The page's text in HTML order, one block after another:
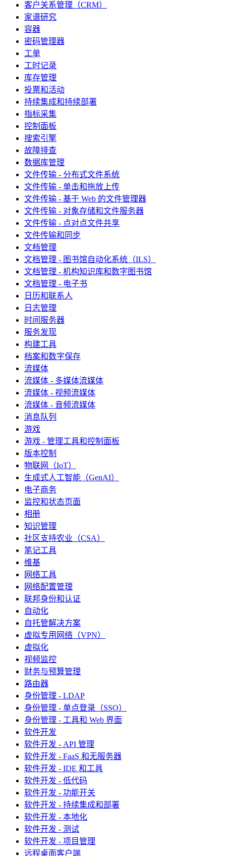
客户关系管理（CRM）
家谱研究
容器
密码管理器
工单
工时记录
库存管理
投票和活动
持续集成和持续部署
指标采集
控制面板
搜索引擎
故障排查
数据库管理
文件传输 - 分布式文件系统
文件传输 - 单击和拖放上传
文件传输 - 基于 Web 的文件管理器
文件传输 - 对象存储和文件服务器
文件传输 - 点对点文件共享
文件传输和同步
文档管理
文档管理 - 图书馆自动化系统（ILS）
文档管理 - 机构知识库和数字图书馆
文档管理 - 电子书
日历和联系人
日志管理
时间服务器
服务发现
构建工具
档案和数字保存
流媒体
流媒体 - 多媒体流媒体
流媒体 - 视频流媒体
流媒体 - 音频流媒体
消息队列
游戏
游戏 - 管理工具和控制面板
版本控制
物联网（IoT）
生成式人工智能（GenAI）
电子商务
监控和状态页面
相册
知识管理
社区支持农业（CSA）
笔记工具
维基
网络工具
网络配置管理
联邦身份和认证
自动化
自托管解决方案
虚拟专用网络（VPN）
虚拟化
视频监控
财务与预算管理
路由器
身份管理 - LDAP
身份管理 - 单点登录（SSO）
身份管理 - 工具和 Web 界面
软件开发
软件开发 - API 管理
软件开发 - FaaS 和无服务器
软件开发 - IDE 和工具
软件开发 - 低代码
软件开发 - 功能开关
软件开发 - 持续集成和部署
软件开发 - 本地化
软件开发 - 测试
软件开发 - 项目管理
远程桌面客户端